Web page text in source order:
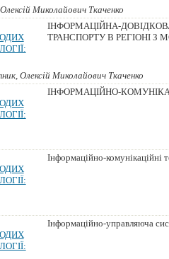
Миколайович Ткаченко
ІНФОРМАЦІЙНА-
ТРАНСПОРТУ В РЕГІОНІ З
Олексій Миколайович Ткаченко
ІНФОРМАЦІЙНО-
Інформаційно-комунікаційні
Інформаційно-управляюча